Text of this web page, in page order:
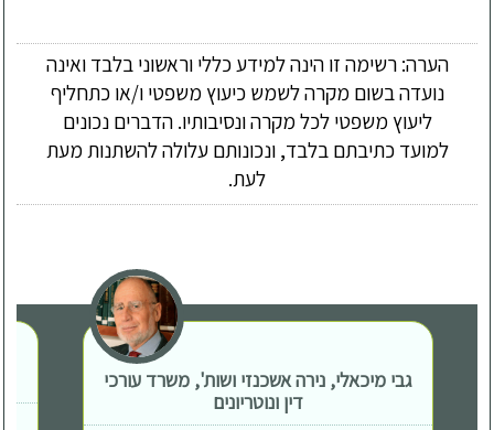
הערה: רשימה זו הינה למידע כללי וראשוני בלבד ואינה
נועדה בשום מקרה לשמש כיעוץ משפטי ו/או כתחליף
ליעוץ משפטי לכל מקרה ונסיבותיו. הדברים נכונים
למועד כתיבתם בלבד, ונכונותם עלולה להשתנות מעת
לעת.
גבי מיכאלי, נירה אשכנזי ושות', משרד עורכי
דין ונוטריונים